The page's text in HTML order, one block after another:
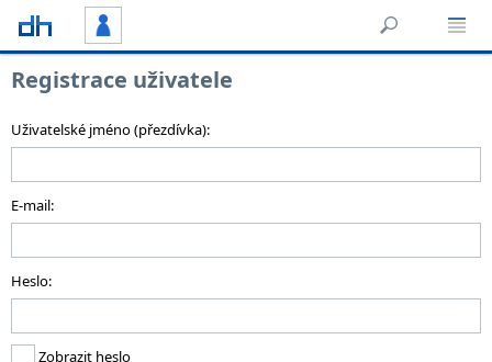
Registrace uživatele
Uživatelské jméno (přezdívka):
E-mail:
Heslo:
Zobrazit heslo